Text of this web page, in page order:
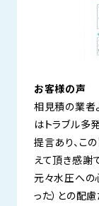
お客様の声
相見積の業者
はトラブル多
提言あり、こ
えて頂き感謝
元々水圧への
った）との配